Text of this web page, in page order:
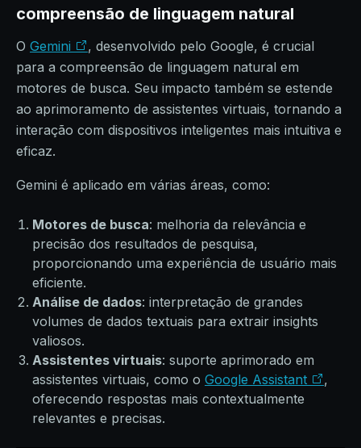
compreensão de linguagem natural
O Gemini
, desenvolvido pelo Google, é crucial
para a compreensão de linguagem natural em
motores de busca. Seu impacto também se estende
ao aprimoramento de assistentes virtuais, tornando a
interação com dispositivos inteligentes mais intuitiva e
eficaz.
Gemini é aplicado em várias áreas, como:
Motores de busca: melhoria da relevância e
precisão dos resultados de pesquisa,
proporcionando uma experiência de usuário mais
eficiente.
Análise de dados: interpretação de grandes
volumes de dados textuais para extrair insights
valiosos.
Assistentes virtuais: suporte aprimorado em
assistentes virtuais, como o Google Assistant
,
oferecendo respostas mais contextualmente
relevantes e precisas.